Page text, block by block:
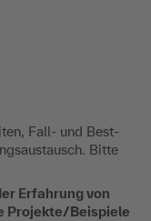
Fall- und Best-
Bitte
Erfahrung von
Projekte/Beispiele